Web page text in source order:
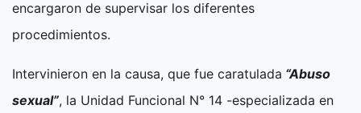
encargaron de supervisar los diferentes
procedimientos.
Intervinieron en la causa, que fue caratulada “Abuso
sexual”, la Unidad Funcional N° 14 -especializada en